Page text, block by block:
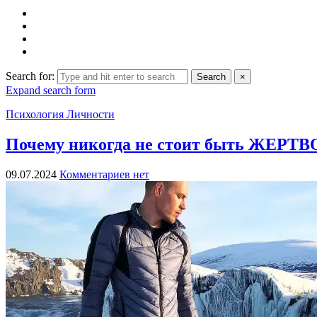
Search for: Search ×
Expand search form
Психология Личности
Почему никогда не стоит быть
09.07.2024 Комментариев нет